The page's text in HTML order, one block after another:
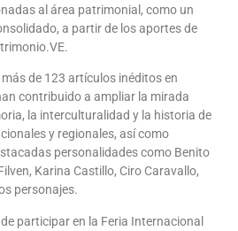
al área patrimonial, como un
a partir de los aportes de
de 123 artículos inéditos en
contribuido a ampliar la mirada
la interculturalidad y la historia de
y regionales, así como
personalidades como Benito
Karina Castillo, Ciro Caravallo,
personajes.
participar en la Feria Internacional